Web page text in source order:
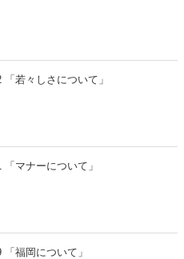
若々しさについて」
マナーについて」
福岡について」